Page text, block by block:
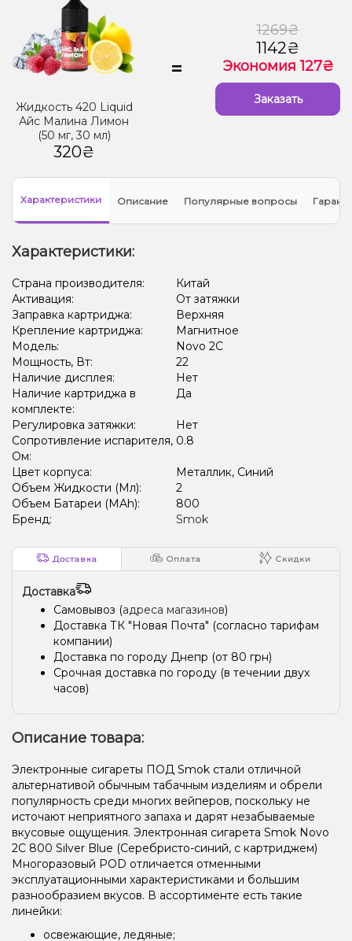
Жидкость 420 Liquid
Айс Малина Лимон
(50 мг, 30 мл)
320₴
=
1269₴
1142₴
Экономия 127₴
Заказать
Характеристики Описание Популярные вопросы
Характеристики:
Страна производителя:
Китай
Активация:
От затяжки
Заправка картриджа:
Верхняя
Крепление картриджа:
Магнитное
Модель:
Novo 2C
Мощность, Вт:
22
Наличие дисплея:
Нет
Наличие картриджа в
комплекте:
Да
Регулировка затяжки:
Нет
Сопротивление испарителя,
Ом:
0.8
Цвет корпуса:
Металлик, Синий
Объем Жидкости (Мл):
2
Объем Батареи (MAh):
800
Бренд:
Smok
Доставка Оплата Скидки
Доставка
Самовывоз (адреса магазинов)
Доставка ТК "Новая Почта" (согласно тарифам
компании)
Доставка по городу Днепр (от 80 грн)
Срочная доставка по городу (в течении двух
часов)
Описание товара:
Электронные сигареты ПОД Smok стали отличной
альтернативой обычным табачным изделиям и обрели
популярность среди многих вейперов, поскольку не
источают неприятного запаха и дарят незабываемые
вкусовые ощущения. Электронная сигарета Smok Novo
2C 800 Silver Blue (Серебристо-синий, с картриджем)
Многоразовый POD отличается отменными
эксплуатационными характеристиками и большим
разнообразием вкусов. В ассортименте есть такие
линейки:
освежающие, ледяные;